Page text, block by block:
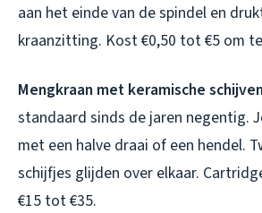
aan het einde van de spindel en
kraanzitting. Kost €0,50 tot €5 om
Mengkraan met keramische
standaard sinds de jaren negentig.
met een halve draai of een hendel.
schijfjes glijden over elkaar.
€15 tot €35.